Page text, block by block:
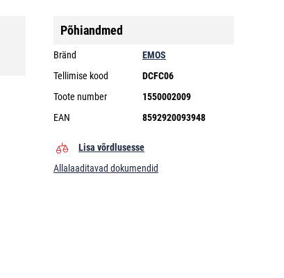
Põhiandmed
Bränd
EMOS
Tellimise kood
DCFC06
Toote number
1550002009
EAN
8592920093948
Lisa võrdlusesse
Allalaaditavad dokumendid